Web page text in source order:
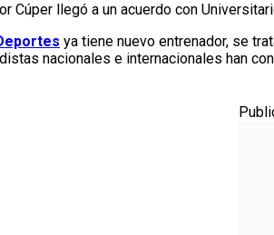
Cúper llegó a un acuerdo con
ya tiene nuevo entrenador, se
nacionales e internacionales han